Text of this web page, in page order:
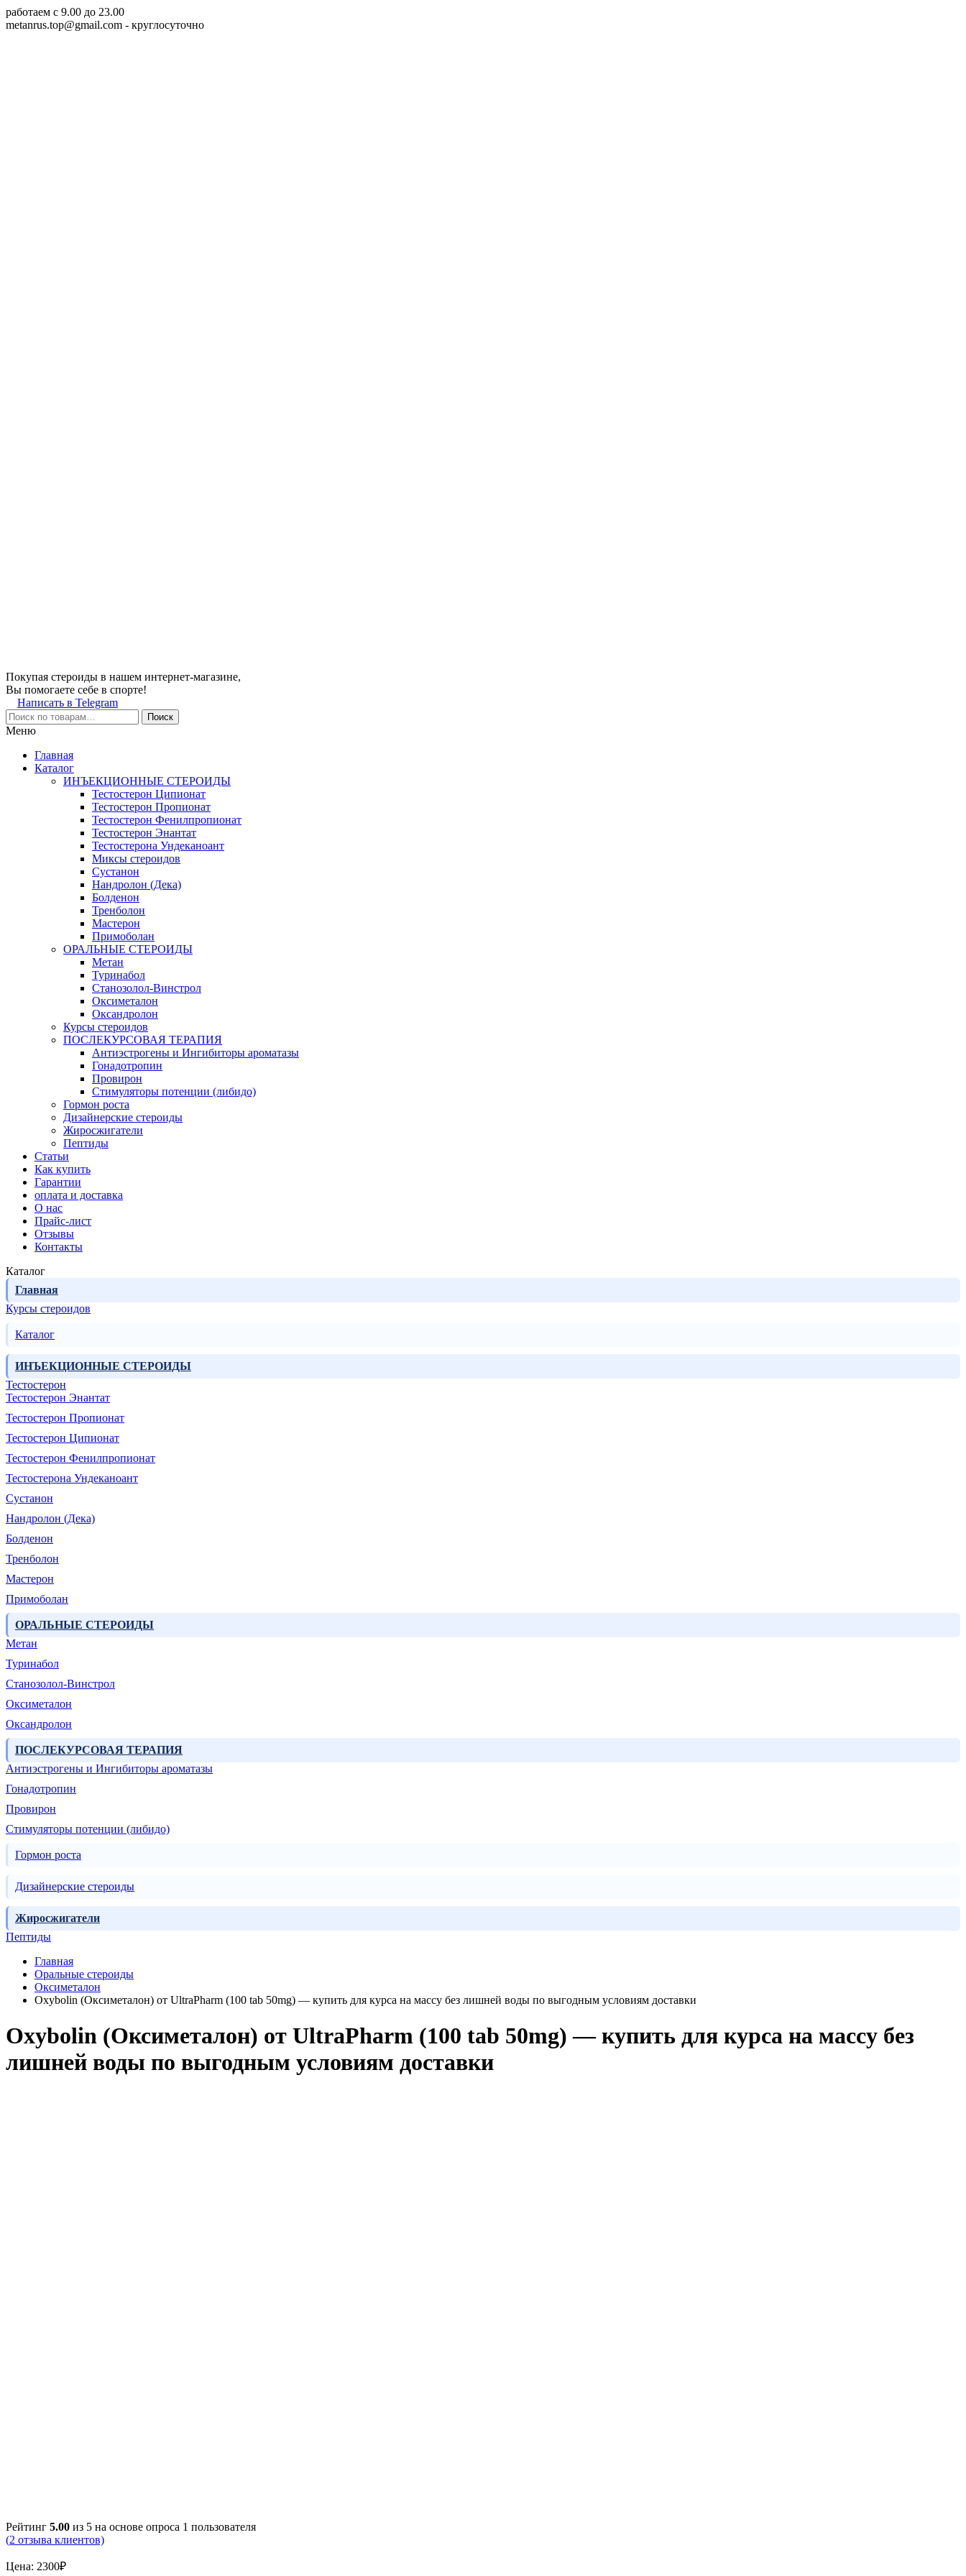
работаем c 9.00 до 23.00
metanrus.top@gmail.com - круглосуточно
Покупая стероиды в нашем интернет-магазине,
Вы помогаете себе в спорте!
Написать в Telegram
Поиск
Меню
Главная
Каталог
ИНЪЕКЦИОННЫЕ СТЕРОИДЫ
Тестостерон Ципионат
Тестостерон Пропионат
Тестостерон Фенилпропионат
Тестостерон Энантат
Тестостерона Ундеканоант
Миксы стероидов
Сустанон
Нандролон (Дека)
Болденон
Тренболон
Мастерон
Примоболан
ОРАЛЬНЫЕ СТЕРОИДЫ
Метан
Туринабол
Станозолол-Винстрол
Оксиметалон
Оксандролон
Курсы стероидов
ПОСЛЕКУРСОВАЯ ТЕРАПИЯ
Антиэстрогены и Ингибиторы ароматазы
Гонадотропин
Провирон
Стимуляторы потенции (либидо)
Гормон роста
Дизайнерские стероиды
Жиросжигатели
Пептиды
Статьи
Как купить
Гарантии
оплата и доставка
О нас
Прайс-лист
Отзывы
Контакты
Каталог
Главная
Курсы стероидов
Каталог
ИНЪЕКЦИОННЫЕ СТЕРОИДЫ
Тестостерон
Тестостерон Энантат
Тестостерон Пропионат
Тестостерон Ципионат
Тестостерон Фенилпропионат
Тестостерона Ундеканоант
Сустанон
Нандролон (Дека)
Болденон
Тренболон
Мастерон
Примоболан
ОРАЛЬНЫЕ СТЕРОИДЫ
Метан
Туринабол
Станозолол-Винстрол
Оксиметалон
Оксандролон
ПОСЛЕКУРСОВАЯ ТЕРАПИЯ
Антиэстрогены и Ингибиторы ароматазы
Гонадотропин
Провирон
Стимуляторы потенции (либидо)
Гормон роста
Дизайнерские стероиды
Жиросжигатели
Пептиды
Главная
Оральные стероиды
Оксиметалон
Oxybolin (Оксиметалон) от UltraPharm (100 tab 50mg) — купить для курса на массу без лишней воды по выгодным условиям доставки
Oxybolin (Оксиметалон) от UltraPharm (100 tab 50mg) — купить для курса на массу без
лишней воды по выгодным условиям доставки
Рейтинг 5.00 из 5 на основе опроса 1 пользователя
(2 отзыва клиентов)
Цена: 2300₽